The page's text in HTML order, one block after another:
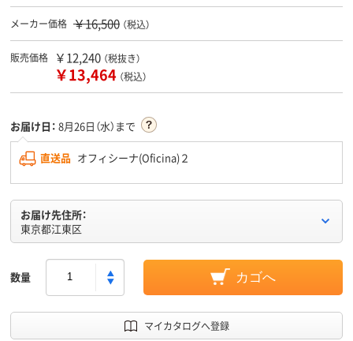
メーカー価格 ￥16,500 （税込）
販売価格 ￥12,240 （税抜き）
￥13,464 （税込）
お届け日： 8月26日（水）まで
直送品 オフィシーナ(Oficina)２
お届け先住所：
東京都江東区
数量 カゴへ
マイカタログへ登録